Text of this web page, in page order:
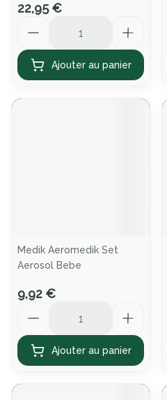
22,95 €
Ajouter au panier
Medik Aeromedik Set
Aerosol Bebe
9,92 €
Ajouter au panier